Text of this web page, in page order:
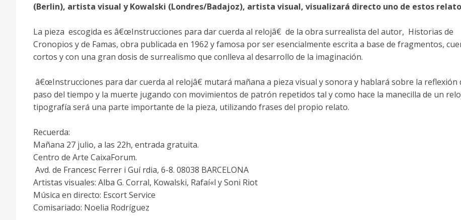
(Berlin), artista visual y Kowalski (Londres/Badajoz), artista visual, visualizará directo uno de estos
La pieza escogida es â€œInstrucciones para dar cuerda al relojâ€ de la obra surrealista del autor, Historias de
Cronopios y de Famas, obra publicada en 1962 y famosa por ser esencialmente escrita a base de fragmentos,
cortos y con una gran dosis de surrealismo que conlleva al desarrollo de la imaginación.
â€œInstrucciones para dar cuerda al relojâ€ mutará mañana a pieza visual y sonora y hablará sobre la reflexión
paso del tiempo y la muerte jugando con movimientos de patrón repetidos tal y como hace la manecilla de un
tipografí­a será una parte importante de la pieza, utilizando frases del propio relato.
Recuerda:
Mañana 27 julio, a las 22h, entrada gratuita.
Centro de Arte CaixaForum.
Avd. de Francesc Ferrer i Guí rdia, 6-8. 08038 BARCELONA
Artistas visuales: Alba G. Corral, Kowalski, Rafaí«l y Soni Riot
Música en directo: Escort Service
Comisariado: Noelia Rodrí­guez